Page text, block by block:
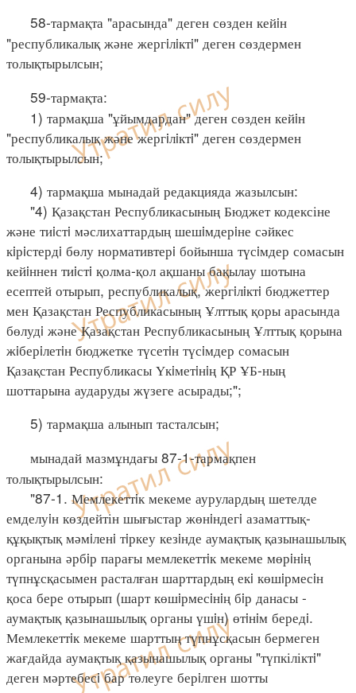
58-тармақта "арасында" деген сөзден кейiн
"республикалық және жергiлiктi" деген сөздермен
толықтырылсын;
59-тармақта:
1) тармақша "ұйымдардан" деген сөзден кейiн
"республикалық және жергiлiктi" деген сөздермен
толықтырылсын;
4) тармақша мынадай редакцияда жазылсын:
"4) Қазақстан Республикасының Бюджет кодексіне
және тиiстi мәслихаттардың шешiмдерiне сәйкес
кiрiстердi бөлу нормативтерi бойынша түсiмдер сомасын
кейiннен тиiстi қолма-қол ақшаны бақылау шотына
есептей отырып, республикалық, жергiлiктi бюджеттер
мен Қазақстан Республикасының Ұлттық қоры арасында
бөлудi және Қазақстан Республикасының Ұлттық қорына
жiберiлетiн бюджетке түсетiн түсiмдер сомасын
Қазақстан Республикасы Үкiметiнiң ҚР ҰБ-ның
шоттарына аударуды жүзеге асырады;";
5) тармақша алынып тасталсын;
мынадай мазмұндағы 87-1-тармақпен
толықтырылсын:
"87-1. Мемлекеттiк мекеме аурулардың шетелде
емделуiн көздейтін шығыстар жөнiндегi азаматтық-
құқықтық мәмiленi тiркеу кезiнде аумақтық қазынашылық
органына әрбiр парағы мемлекеттiк мекеме мөрiнiң
түпнұсқасымен расталған шарттардың екi көшiрмесiн
қоса бере отырып (шарт көшiрмесiнiң бiр данасы -
аумақтық қазынашылық органы үшiн) өтiнiм бередi.
Мемлекеттiк мекеме шарттың түпнұсқасын бермеген
жағдайда аумақтық қазынашылық органы "түпкіліктi"
деген мәртебесi бар төлеуге берiлген шотты